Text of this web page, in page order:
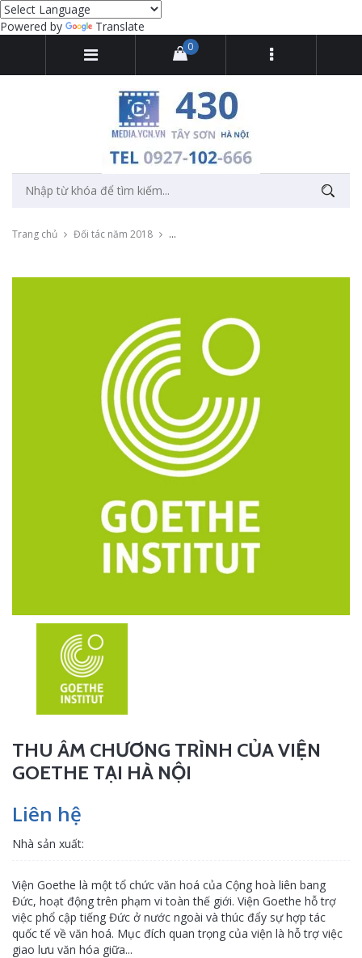
Powered by Translate
0
Trang chủ Đối tác năm 2018 Thu âm chương trình của viện Goethe tại
THU ÂM CHƯƠNG TRÌNH CỦA VIỆN
GOETHE TẠI HÀ NỘI
Liên hệ
Nhà sản xuất:
Viện Goethe là một tổ chức văn hoá của Cộng hoà liên bang
Đức, hoạt động trên phạm vi toàn thế giới. Viện Goethe hỗ trợ
việc phổ cập tiếng Đức ở nước ngoài và thúc đẩy sự hợp tác
quốc tế về văn hoá. Mục đích quan trọng của viện là hỗ trợ việc
giao lưu văn hóa giữa...